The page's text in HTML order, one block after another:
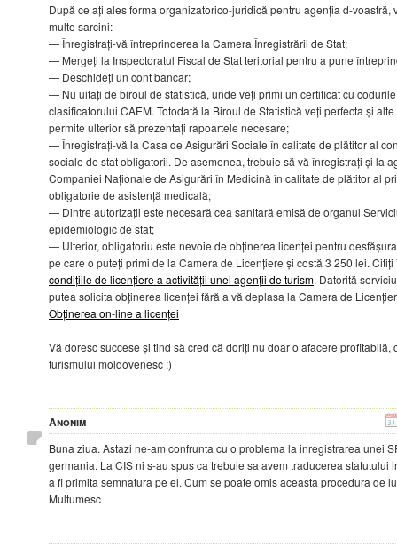
După ce ați ales forma organizatorico-juridică pentru agenția d-voastră,
multe sarcini:
— Înregistrați-vă întreprinderea la Camera Înregistrării de Stat;
— Mergeți la Inspectoratul Fiscal de Stat teritorial pentru a pune
— Deschideți un cont bancar;
— Nu uitați de biroul de statistică, unde veți primi un certificat cu
clasificatorului CAEM. Totodată la Biroul de Statistică veți perfecta și
permite ulterior să prezentați rapoartele necesare;
— Înregistrați-vă la Casa de Asigurări Sociale în calitate de plătitor al
sociale de stat obligatorii. De asemenea, trebuie să vă înregistrați și la
Companiei Naționale de Asigurări în Medicină în calitate de plătitor al
obligatorie de asistență medicală;
— Dintre autorizații este necesară cea sanitară emisă de organul
epidemiologic de stat;
— Ulterior, obligatoriu este nevoie de obținerea licenței pentru
pe care o puteți primi de la Camera de Licențiere și costă 3 250 lei.
condițiile de licențiere a activității unei agenții de turism. Datorită
putea solicita obținerea licenței fără a vă deplasa la Camera de
Obținerea on-line a licenței
Vă doresc succese și tind să cred că doriți nu doar o afacere profitabilă,
turismului moldovenesc :)
Anonim
Buna ziua. Astazi ne-am confrunta cu o problema la inregistrarea unei
germania. La CIS ni s-au spus ca trebuie sa avem traducerea statutului
a fi primita semnatura pe el. Cum se poate omis aceasta procedura de
Multumesc